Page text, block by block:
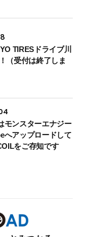
TIRESドライブ川
（受付は終了しま
モンスターエナジー
へアップロードして
をご存知です